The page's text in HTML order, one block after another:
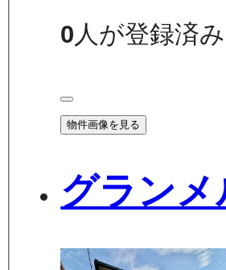
0人が登録済み
物件画像を見る
グランメ